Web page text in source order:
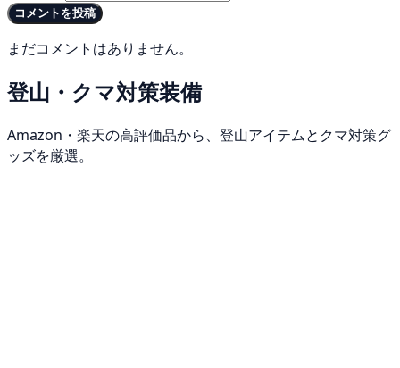
コメントを投稿
まだコメントはありません。
登山・クマ対策装備
Amazon・楽天の高評価品から、登山アイテムとクマ対策グ
ッズを厳選。